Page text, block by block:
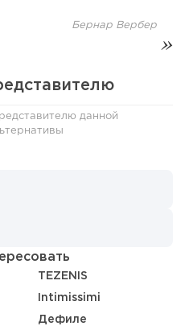
до бизнеса стоимостью
Бернар Вербер
данной
TEZENIS
Intimissimi
Дефиле